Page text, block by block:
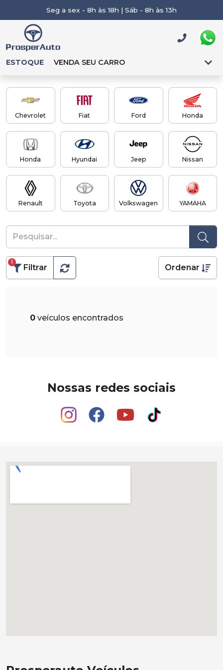
Seg a sex - 8h às 18h | Sáb - 8h às 13h
ESTOQUE VENDA SEU CARRO
Chevrolet Fiat Ford Honda
Honda Hyundai Jeep Nissan
Renault Toyota Volkswagen YAMAHA
Filtrar
1
Ordenar
0 veículos encontrados
Nossas redes sociais